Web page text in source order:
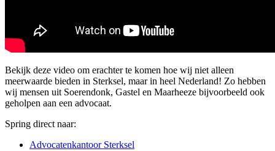
Bekijk deze video om erachter te komen hoe wij niet alleen
meerwaarde bieden in Sterksel, maar in heel Nederland! Zo hebben
wij mensen uit Soerendonk, Gastel en Maarheeze bijvoorbeeld ook
geholpen aan een advocaat.
Spring direct naar:
Advocatenkantoor Sterksel